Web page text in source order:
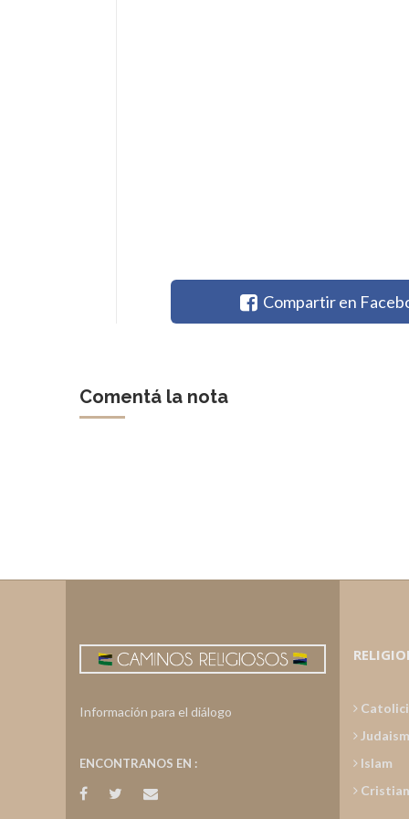
Compartir en
Comentá la nota
Información para el diálogo
ENCONTRANOS EN :
Islam